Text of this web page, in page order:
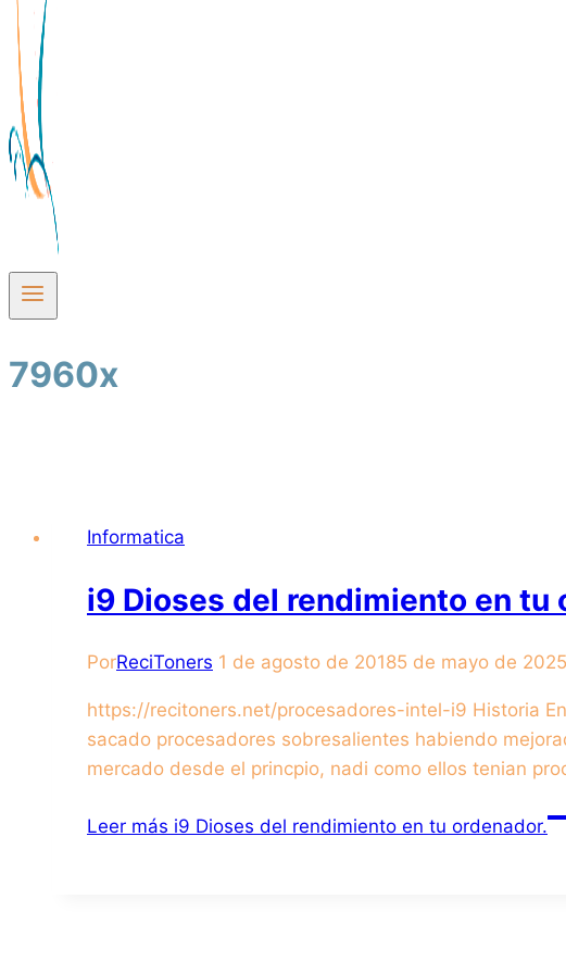
7960x
Informatica
i9 Dioses del rendimiento en tu
PorReciToners 1 de agosto de 20185 de mayo de 2025
https://recitoners.net/procesadores-intel-i9 Historia
sacado procesadores sobresalientes habiendo
mercado desde el princpio, nadi como ellos tenian
Leer más i9 Dioses del rendimiento en tu ordenador.